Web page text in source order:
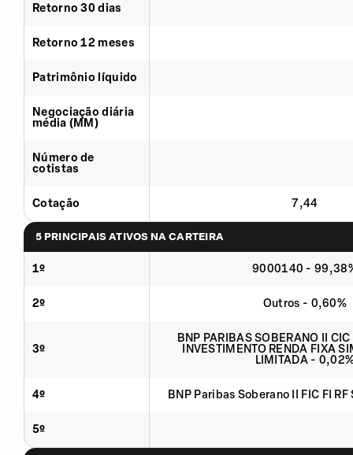
Retorno 30 dias
Retorno 12 meses
Patrimônio líquido
Negociação diária
média (MM)
Número de
cotistas
Cotação 7,44
5 PRINCIPAIS ATIVOS NA CARTEIRA
1º 9000140 -
2º Outros - 0,60%
3º
BNP PARIBAS SOBERANO II
INVESTIMENTO RENDA FIXA
LIMITADA -
4º BNP Paribas Soberano II FIC FI
5º